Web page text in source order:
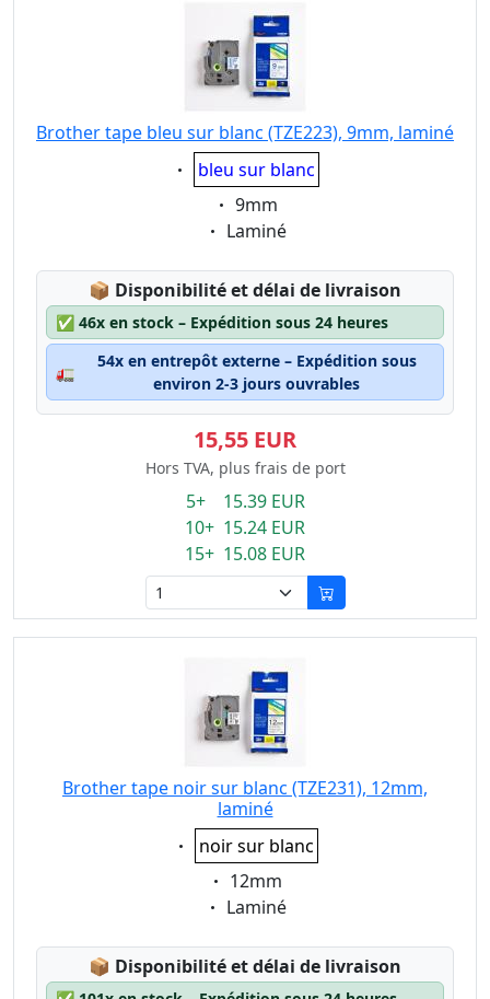
Brother tape bleu sur blanc (TZE223), 9mm, laminé
Eigenschaft:
bleu sur blanc
Eigenschaft:
9mm
Eigenschaft:
Laminé
📦 Lagerstatus:
Disponibilité et délai de livraison
✅ 46x en stock – Expédition sous 24 heures
🚛
54x en entrepôt externe – Expédition sous
environ 2-3 jours ouvrables
15,55 EUR
Hors TVA, plus frais de port
5+ 15.39 EUR
10+ 15.24 EUR
15+ 15.08 EUR
Brother tape noir sur blanc (TZE231), 12mm,
laminé
Eigenschaft:
noir sur blanc
Eigenschaft:
12mm
Eigenschaft:
Laminé
📦 Lagerstatus:
Disponibilité et délai de livraison